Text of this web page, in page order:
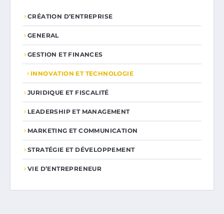
CRÉATION D’ENTREPRISE
GENERAL
GESTION ET FINANCES
INNOVATION ET TECHNOLOGIE
JURIDIQUE ET FISCALITÉ
LEADERSHIP ET MANAGEMENT
MARKETING ET COMMUNICATION
STRATÉGIE ET DÉVELOPPEMENT
VIE D’ENTREPRENEUR